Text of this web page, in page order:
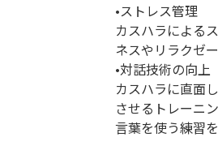
•ストレス管理
カスハラによる
ネスやリラクゼ
•対話技術の向上
カスハラに直面
させるトレーニ
言葉を使う練習を